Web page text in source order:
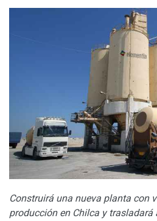
Construirá una nueva planta con
producción en Chilca y trasladará